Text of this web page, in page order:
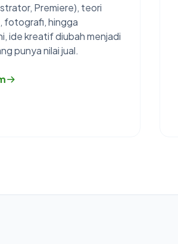
Premiere), teori
fotografi, hingga
ide kreatif diubah menjadi
punya nilai jual.